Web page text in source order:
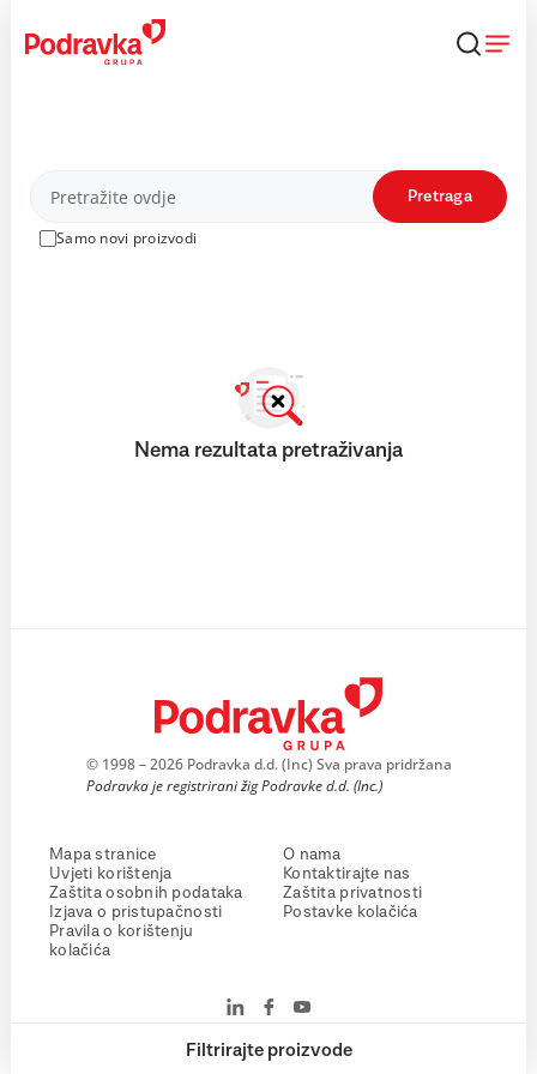
content
Proizvodi
Samo novi proizvodi
Pretraga
Filtrirajte proizvode
Nema rezultata pretraživanja
© 1998 – 2026 Podravka d.d. (Inc) Sva prava pridržana
Podravka je registrirani žig Podravke d.d. (Inc.)
Mapa stranice
Uvjeti korištenja
Zaštita osobnih podataka
Izjava o pristupačnosti
Pravila o korištenju
kolačića
O nama
Kontaktirajte nas
Zaštita privatnosti
Postavke kolačića